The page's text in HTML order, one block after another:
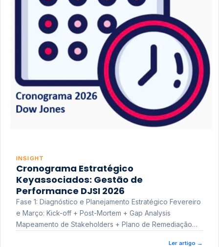
INSIGHT
Cronograma Estratégico
Keyassociados: Gestão de
Performance DJSI 2026
Fase 1: Diagnóstico e Planejamento Estratégico Fevereiro
e Março: Kick-off + Post-Mortem + Gap Analysis
Mapeamento de Stakeholders + Plano de Remediação
Ler artigo →